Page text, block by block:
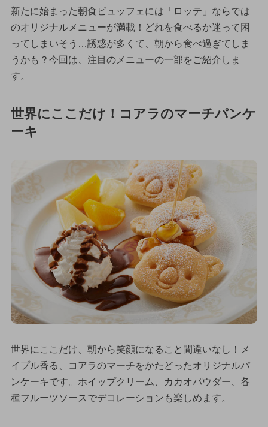
新たに始まった朝食ビュッフェには「ロッテ」ならでは
のオリジナルメニューが満載！どれを食べるか迷って困
ってしまいそう…誘惑が多くて、朝から食べ過ぎてしま
うかも？今回は、注目のメニューの一部をご紹介しま
す。
世界にここだけ！コアラのマーチパンケ
ーキ
世界にここだけ、朝から笑顔になること間違いなし！メ
イプル香る、コアラのマーチをかたどったオリジナルパ
ンケーキです。ホイップクリーム、カカオパウダー、各
種フルーツソースでデコレーションも楽しめます。